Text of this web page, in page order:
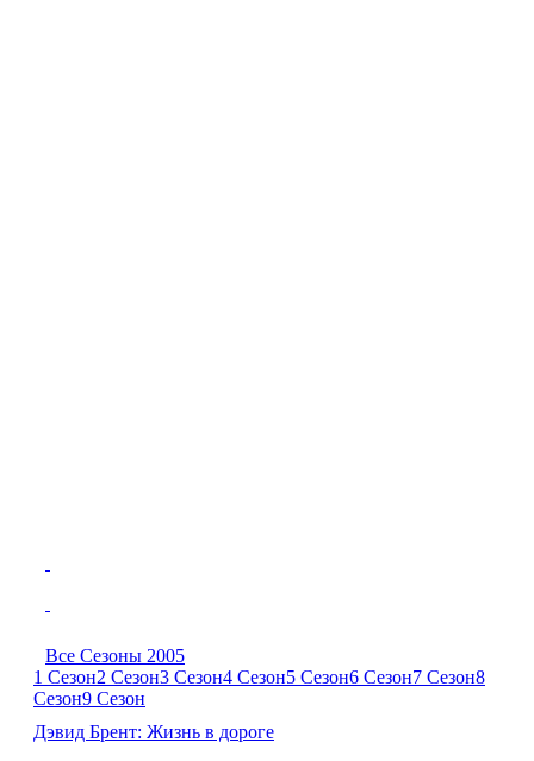
Все Сезоны 2005
1 Сезон2 Сезон3 Сезон4 Сезон5 Сезон6 Сезон7 Сезон8
Сезон9 Сезон
Дэвид Брент: Жизнь в дороге